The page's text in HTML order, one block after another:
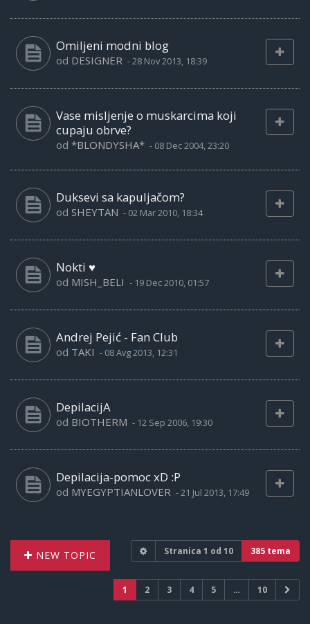
Omiljeni modni blog
od DESIGNER -28 Nov 2013, 18:39
Vase misljenje o muskarcima koji
cupaju obrve?
od *BLONDYSHA* - 08 Dec 2004, 23:20
Duksevi sa kapuljačom?
od SHEYTAN - 02 Mar 2010, 18:34
Nokti ♥
od MISH_BELI - 19 Dec 2010, 01:57
Andrej Pejić - Fan Club
od TAKI - 08 Avg 2013, 12:31
DepilacijA
od BIOTHERM - 12 Sep 2006, 19:30
Depilacija-pomoc xD :P
od MYEGYPTIANLOVER -21 Jul 2013, 17:49
NEW TOPIC Stranica 1 od 10 385 tema
1 2 3 4 5 … 10